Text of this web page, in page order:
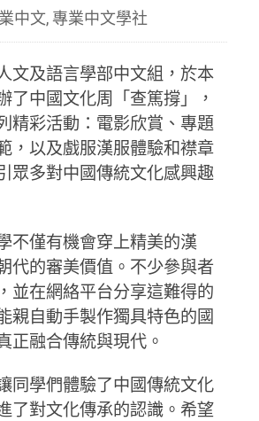
中文,專業中文學社
文及語言學部中文組，於本
了中國文化周「查篤撐」，
精彩活動：電影欣賞、專題
，以及戲服漢服體驗和襟章
眾多對中國傳統文化感興趣
不僅有機會穿上精美的漢
代的審美價值。不少參與者
並在網絡平台分享這難得的
親自動手製作獨具特色的國
正融合傳統與現代。
同學們體驗了中國傳統文化
了對文化傳承的認識。希望